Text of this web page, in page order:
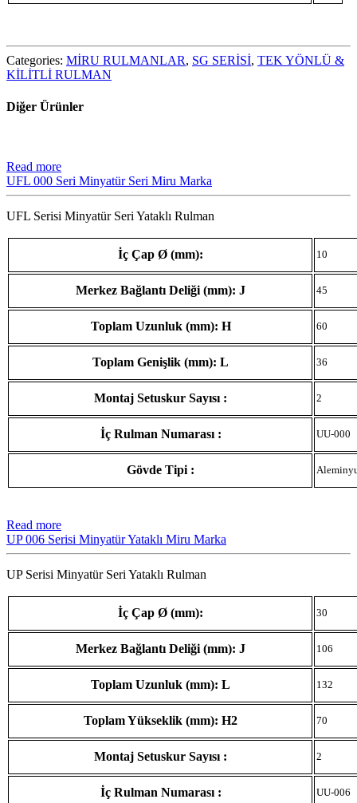
Categories: MİRU RULMANLAR, SG SERİSİ, TEK YÖNLÜ &
KİLİTLİ RULMAN
Diğer Ürünler
Read more
UFL 000 Seri Minyatür Seri Miru Marka
UFL Serisi Minyatür Seri Yataklı Rulman
İç Çap Ø (mm): 10
Merkez Bağlantı Deliği (mm): J 45
Toplam Uzunluk (mm): H 60
Toplam Genişlik (mm): L 36
Montaj Setuskur Sayısı : 2
İç Rulman Numarası : UU-000
Gövde Tipi :
Read more
UP 006 Serisi Minyatür Yataklı Miru Marka
UP Serisi Minyatür Seri Yataklı Rulman
İç Çap Ø (mm): 30
Merkez Bağlantı Deliği (mm): J 106
Toplam Uzunluk (mm): L 132
Toplam Yükseklik (mm): H2 70
Montaj Setuskur Sayısı : 2
İç Rulman Numarası : UU-006